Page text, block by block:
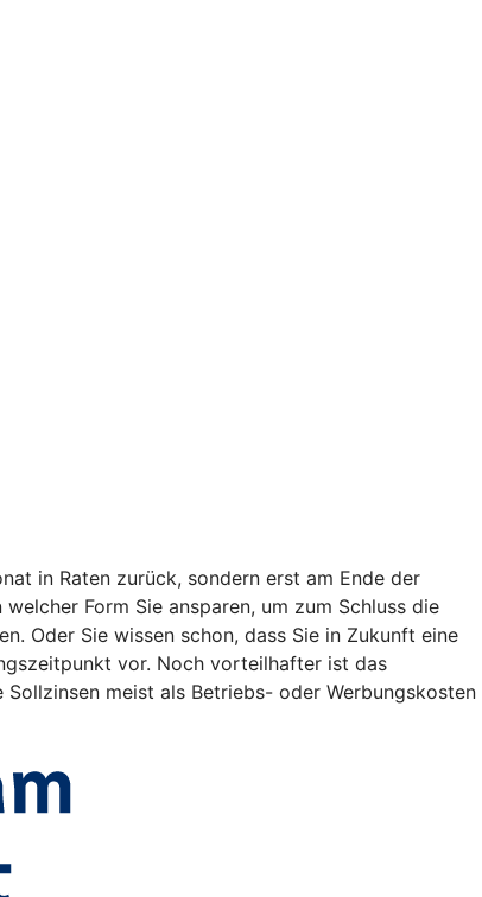
in Raten zurück, sondern erst am Ende der
Form Sie ansparen, um zum Schluss die
Oder Sie wissen schon, dass Sie in Zukunft eine
vor. Noch vorteilhafter ist das
meist als Betriebs- oder Werbungskosten